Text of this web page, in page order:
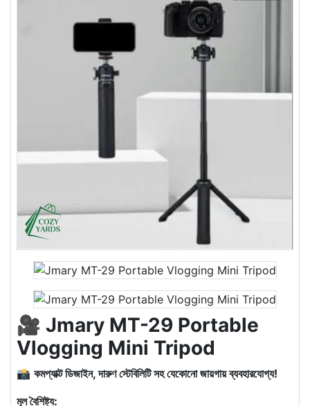
🎥 Jmary MT-29 Portable
Vlogging Mini Tripod
📸 কমপ্যাক্ট ডিজাইন, দারুণ স্টেবিলিটি সহ যেকোনো জায়গায় ব্যবহারযোগ্য!
মূল বৈশিষ্ট্য: